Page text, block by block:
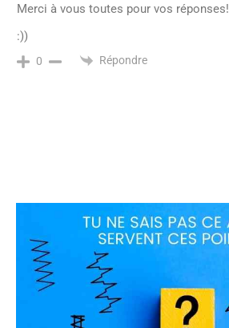
Merci à vous toutes pour vos réponses!
:))
0 Répondre